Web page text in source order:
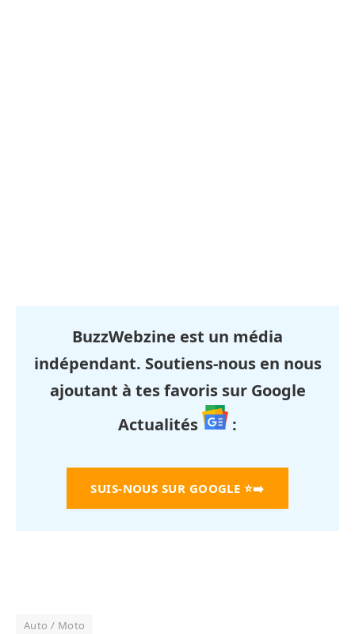
BuzzWebzine est un média
indépendant. Soutiens-nous en nous
ajoutant à tes favoris sur Google
Actualités
:
SUIS-NOUS SUR GOOGLE ⭐➡️
Auto / Moto